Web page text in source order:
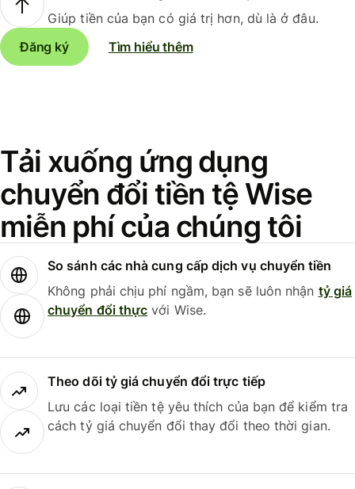
Giúp tiền của bạn có giá trị hơn, dù là ở đâu.
Đăng ký
Tìm hiểu thêm
Tải xuống ứng dụng
chuyển đổi tiền tệ Wise
miễn phí của chúng tôi
So sánh các nhà cung cấp dịch vụ chuyển tiền
Không phải chịu phí ngầm, bạn sẽ luôn nhận tỷ giá
chuyển đổi thực với Wise.
Theo dõi tỷ giá chuyển đổi trực tiếp
Lưu các loại tiền tệ yêu thích của bạn để kiểm tra
cách tỷ giá chuyển đổi thay đổi theo thời gian.